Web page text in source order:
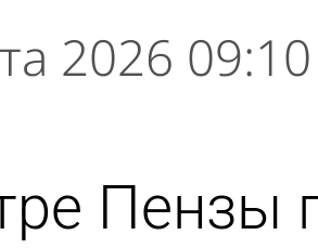
2026 09:10
Пензы